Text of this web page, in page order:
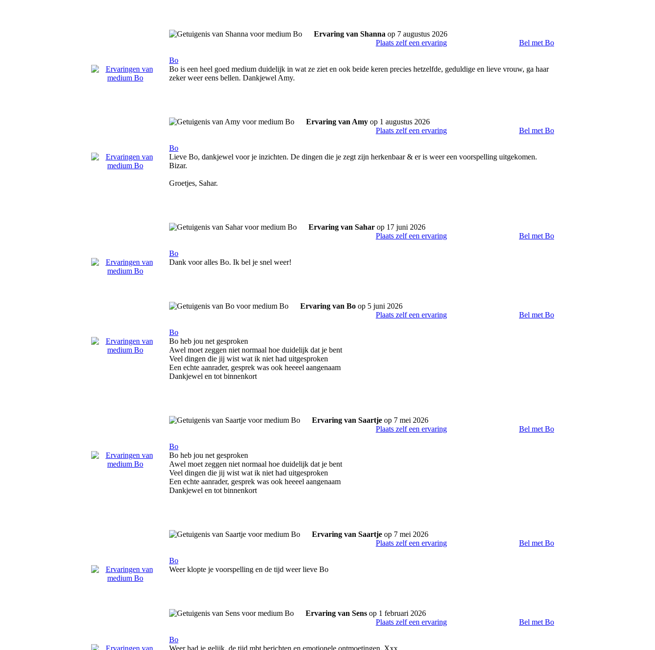
Ervaring van Shanna op 7 augustus 2026
Plaats zelf een ervaring
Bel met Bo
Bo
Bo is een heel goed medium duidelijk in wat ze ziet en ook beide keren precies hetzelfde, geduldige en lieve vrouw, ga haar
zeker weer eens bellen. Dankjewel Amy.
Ervaring van Amy op 1 augustus 2026
Plaats zelf een ervaring
Bel met Bo
Bo
Lieve Bo, dankjewel voor je inzichten. De dingen die je zegt zijn herkenbaar & er is weer een voorspelling uitgekomen.
Bizar.
Groetjes, Sahar.
Ervaring van Sahar op 17 juni 2026
Plaats zelf een ervaring
Bel met Bo
Bo
Dank voor alles Bo. Ik bel je snel weer!
Ervaring van Bo op 5 juni 2026
Plaats zelf een ervaring
Bel met Bo
Bo
Bo heb jou net gesproken
Awel moet zeggen niet normaal hoe duidelijk dat je bent
Veel dingen die jij wist wat ik niet had uitgesproken
Een echte aanrader, gesprek was ook heeeel aangenaam
Dankjewel en tot binnenkort
Ervaring van Saartje op 7 mei 2026
Plaats zelf een ervaring
Bel met Bo
Bo
Bo heb jou net gesproken
Awel moet zeggen niet normaal hoe duidelijk dat je bent
Veel dingen die jij wist wat ik niet had uitgesproken
Een echte aanrader, gesprek was ook heeeel aangenaam
Dankjewel en tot binnenkort
Ervaring van Saartje op 7 mei 2026
Plaats zelf een ervaring
Bel met Bo
Bo
Weer klopte je voorspelling en de tijd weer lieve Bo
Ervaring van Sens op 1 februari 2026
Plaats zelf een ervaring
Bel met Bo
Bo
Weer had je gelijk, de tijd mbt berichten en emotionele ontmoetingen. Xxx